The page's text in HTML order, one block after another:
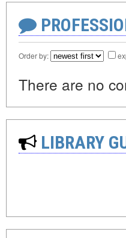
Order by:
There are no
LIBRARY